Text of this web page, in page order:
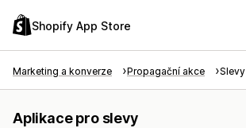
Shopify App Store
Marketing a konverze Propagační akce Slevy
Aplikace pro slevy